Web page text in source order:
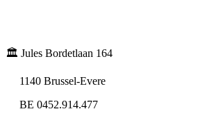
🏛️ Jules Bordetlaan 164
1140 Brussel-Evere
BE 0452.914.477